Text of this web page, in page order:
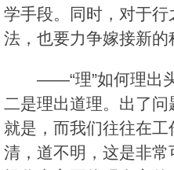
学手段。同时，对于
法，也要力争嫁接新的
——“理”如何理出头
二是理出道理。出了
就是，而我们往往在
清，道不明，这是非